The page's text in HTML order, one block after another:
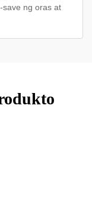
save ng oras at